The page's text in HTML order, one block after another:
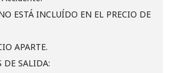
ESTÁ INCLUÍDO EN EL PRECIO DE
APARTE.
DE SALIDA: